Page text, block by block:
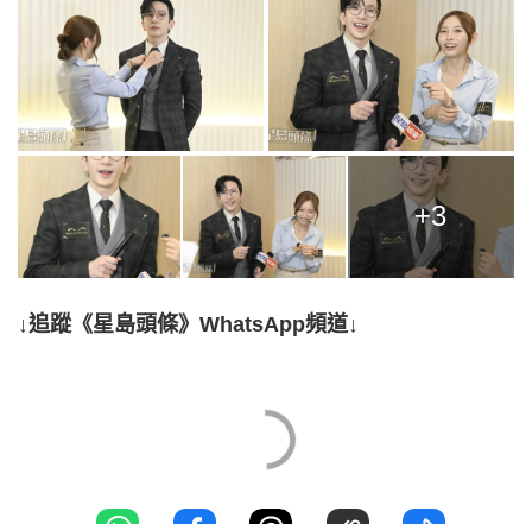
+3
↓追蹤《星島頭條》WhatsApp頻道↓